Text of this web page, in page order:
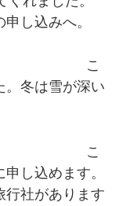
し込みへ。
こ
。冬は雪が深い
こ
し込めます。
行社があります